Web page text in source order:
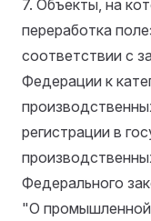
7. Объекты, на
переработка
соответствии с
Федерации к
регистрации в
Федерального
"О промышленной